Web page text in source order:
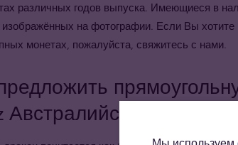
различных годов выпуска. Имеющиеся в
изображённых на фотографии. Если Вы
монетах, пожалуйста, свяжитесь с нами.
Дракон.